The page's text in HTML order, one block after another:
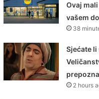
Ovaj
vašem
38
Sjećate
2 hours